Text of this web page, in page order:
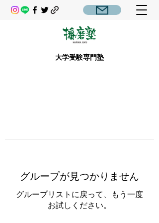
大学受験専門塾
グループが見つかりません
グループリストに戻って、もう一度
お試しください。